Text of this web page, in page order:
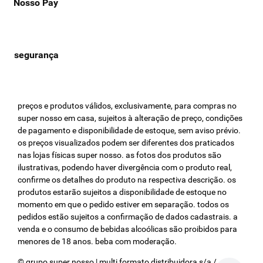
Nosso Pay
preços e produtos válidos, exclusivamente, para compras no
super nosso em casa, sujeitos à alteração de preço, condições
de pagamento e disponibilidade de estoque, sem aviso prévio.
os preços visualizados podem ser diferentes dos praticados
nas lojas físicas super nosso. as fotos dos produtos são
ilustrativas, podendo haver divergência com o produto real,
confirme os detalhes do produto na respectiva descrição. os
produtos estarão sujeitos a disponibilidade de estoque no
momento em que o pedido estiver em separação. todos os
pedidos estão sujeitos a confirmação de dados cadastrais. a
venda e o consumo de bebidas alcoólicas são proibidos para
menores de 18 anos. beba com moderação.